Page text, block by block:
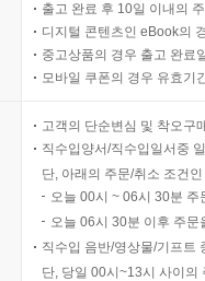
출고 완료 후 10일 이내의
디지털 콘텐츠인 eBook의
중고상품의 경우 출고 완료
모바일 쿠폰의 경우 유효기
고객의 단순변심 및 착오구
직수입양서/직수입일서중
단, 아래의 주문/취소 조건
오늘 00시 ~ 06시 30분
오늘 06시 30분 이후 주
직수입 음반/영상물/기프트
단, 당일 00시~13시 사이의